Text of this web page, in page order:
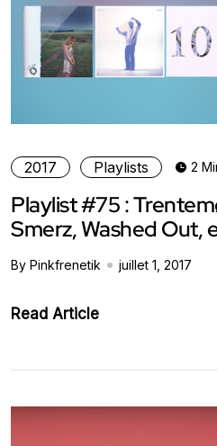
2017 Playlists 2
Playlist #75 :
Smerz, Washed Out,
By Pinkfrenetik juillet 1, 2017
Read Article